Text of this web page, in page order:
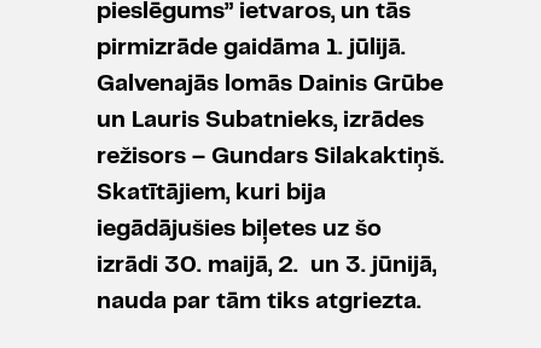
pieslēgums” ietvaros, un tās
pirmizrāde gaidāma 1. jūlijā.
Galvenajās lomās Dainis Grūbe
un Lauris Subatnieks, izrādes
režisors – Gundars Silakaktiņš.
Skatītājiem, kuri bija
iegādājušies biļetes uz šo
izrādi 30. maijā, 2. un 3. jūnijā,
nauda par tām tiks atgriezta.